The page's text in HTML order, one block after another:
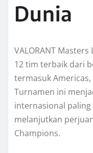
Dunia
VALORANT
12 tim terbaik dari
termasuk Americas,
Turnamen ini
internasional
melanjutkan
Champions.